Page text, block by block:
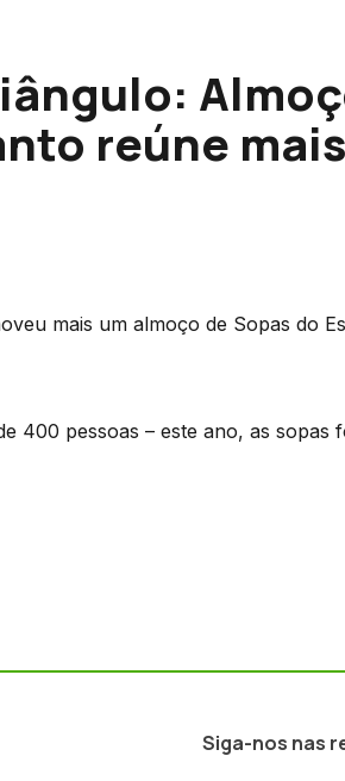
reúne
mais um almoço de Sopas do
400 pessoas – este ano, as sopas
Siga-nos nas